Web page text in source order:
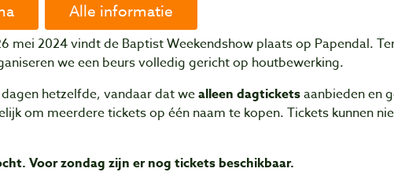
Alle informatie
mei 2024 vindt de Baptist Weekendshow plaats op Papendal.
we een beurs volledig gericht op houtbewerking.
hetzelfde, vandaar dat wealleen dagticketsaanbieden en
om meerdere tickets op één naam te kopen. Tickets kunnen
Voor zondag zijn er nog tickets beschikbaar.